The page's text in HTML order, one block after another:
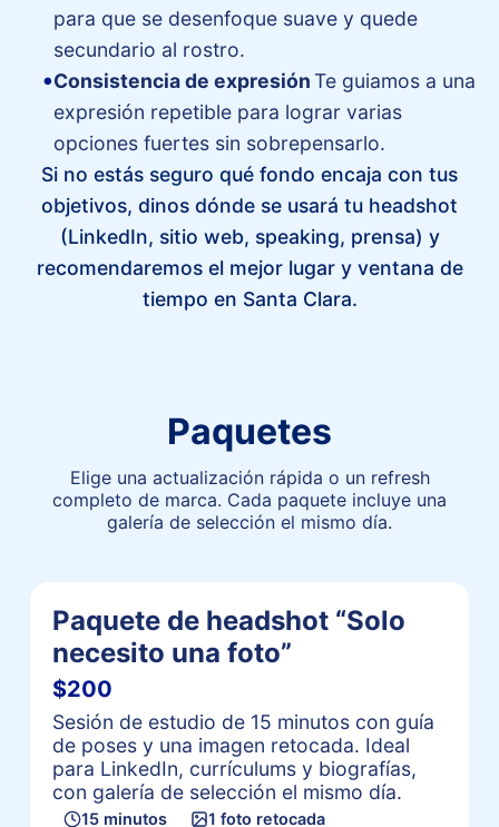
para que se desenfoque suave y quede
secundario al rostro.
Consistencia de expresiónTe guiamos a una
expresión repetible para lograr varias
opciones fuertes sin sobrepensarlo.
Si no estás seguro qué fondo encaja con tus
objetivos, dinos dónde se usará tu headshot
(LinkedIn, sitio web, speaking, prensa) y
recomendaremos el mejor lugar y ventana de
tiempo en Santa Clara.
Paquetes
Elige una actualización rápida o un refresh
completo de marca. Cada paquete incluye una
galería de selección el mismo día.
Paquete de headshot “Solo
necesito una foto”
$200
Sesión de estudio de 15 minutos con guía
de poses y una imagen retocada. Ideal
para LinkedIn, currículums y biografías,
con galería de selección el mismo día.
15 minutos
1 foto retocada